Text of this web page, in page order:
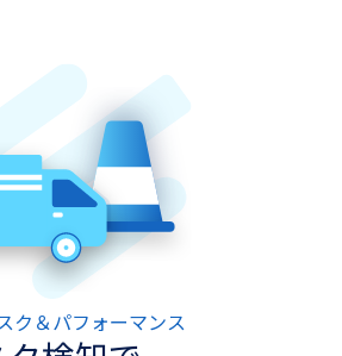
ク＆パフォーマンス